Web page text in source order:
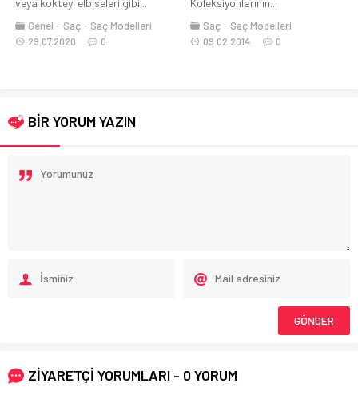
Koleksiyonlarının...
Saç
Saç Modelleri
09.02.2014
Style Kadın
28.08.2020
0
BİR YORUM YAZIN
ZİYARETÇİ YORUMLARI - 0 YORUM